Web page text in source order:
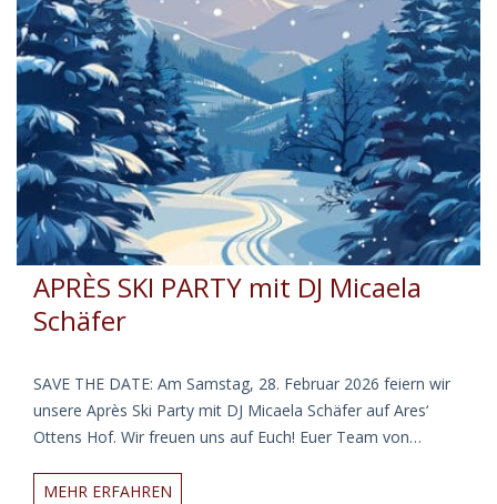
APRÈS SKI PARTY mit DJ Micaela
Schäfer
SAVE THE DATE: Am Samstag, 28. Februar 2026 feiern wir
unsere Après Ski Party mit DJ Micaela Schäfer auf Ares‘
Ottens Hof. Wir freuen uns auf Euch! Euer Team von…
MEHR ERFAHREN